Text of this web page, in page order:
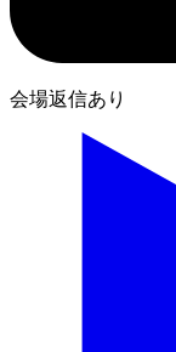
会場返信あり